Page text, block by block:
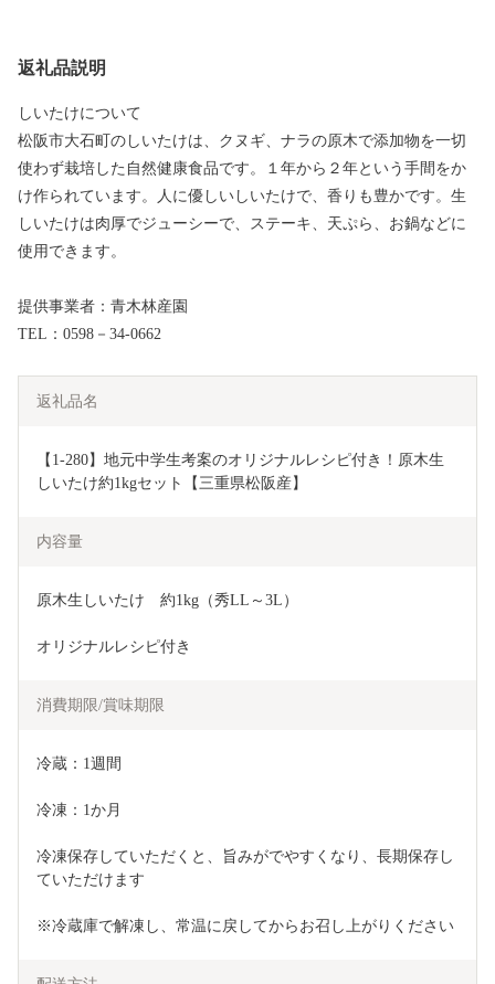
返礼品説明
しいたけについて
松阪市大石町のしいたけは、クヌギ、ナラの原木で添加物を一切
使わず栽培した自然健康食品です。１年から２年という手間をか
け作られています。人に優しいしいたけで、香りも豊かです。生
しいたけは肉厚でジューシーで、ステーキ、天ぷら、お鍋などに
使用できます。
提供事業者：青木林産園
TEL：0598－34-0662
返礼品名
【1-280】地元中学生考案のオリジナルレシピ付き！原木生
しいたけ約1kgセット【三重県松阪産】
内容量
原木生しいたけ　約1kg（秀LL～3L）
オリジナルレシピ付き
消費期限/賞味期限
冷蔵：1週間
冷凍：1か月
冷凍保存していただくと、旨みがでやすくなり、長期保存し
ていただけます
※冷蔵庫で解凍し、常温に戻してからお召し上がりください